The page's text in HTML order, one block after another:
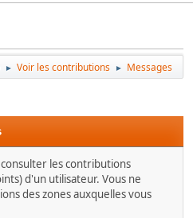
► Voir les contributions ► Messages
les contributions
d'un utilisateur. Vous ne
des zones auxquelles vous